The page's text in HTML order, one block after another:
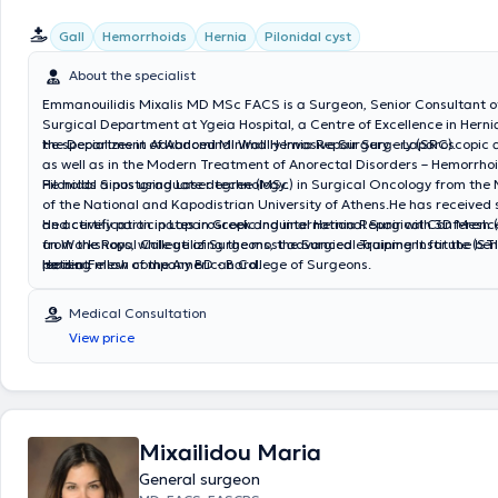
Gall Hemorrhoids Hernia Pilonidal cyst
About the specialist
Emmanouilidis Mixalis MD MSc FACS is a Surgeon, Senior Consultant
Surgical Department at Ygeia Hospital, a Centre of Excellence in
the Department of Abdominal Wall Hernia Repair Surgery (SRC).
He specializes in Advanced Minimally Invasive Surgery – Laparoscopic
as well as in the Modern Treatment of Anorectal Disorders –
Pilonidal Sinus using Laser technology.
He holds a postgraduate degree (MSc) in Surgical Oncology from the
of the National and Kapodistrian University of Athens.He has received
and certification in Laparoscopic Inguinal Hernia Repair with 3D Mesh
from the Royal College of Surgeons, the Surgical Training Institute
leading mesh company BD - Bard.
He actively participates in Greek and international Surgical
on Workshops, while utilizing the most advanced equipment for the
patient.
He is a Fellow of the American College of Surgeons.
Medical Consultation
View price
Mixailidou Maria
General surgeon